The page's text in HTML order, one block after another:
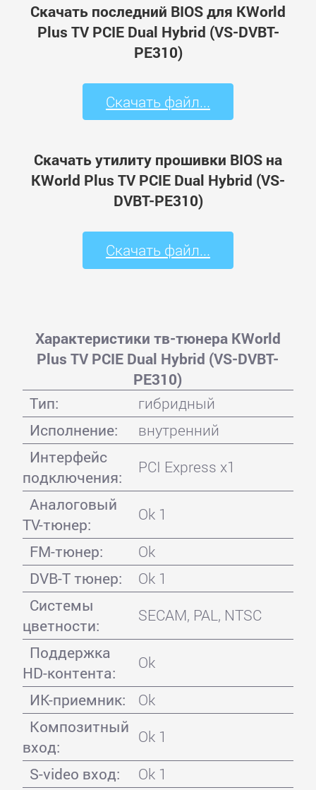
Скачать последний BIOS для KWorld
Plus TV PCIE Dual Hybrid (VS-DVBT-
PE310)
Скачать файл...
Скачать утилиту прошивки BIOS на
KWorld Plus TV PCIE Dual Hybrid (VS-
DVBT-PE310)
Скачать файл...
Характеристики тв-тюнера KWorld
Plus TV PCIE Dual Hybrid (VS-DVBT-
PE310)
Тип:
гибридный
Исполнение:
внутренний
Интерфейс
подключения:
PCI Express x1
Аналоговый
TV-тюнер:
Ok 1
FM-тюнер:
Ok
DVB-T тюнер:
Ok 1
Системы
цветности:
SECAM, PAL, NTSC
Поддержка
HD-контента:
Ok
ИК-приемник:
Ok
Композитный
вход:
Ok 1
S-video вход:
Ok 1